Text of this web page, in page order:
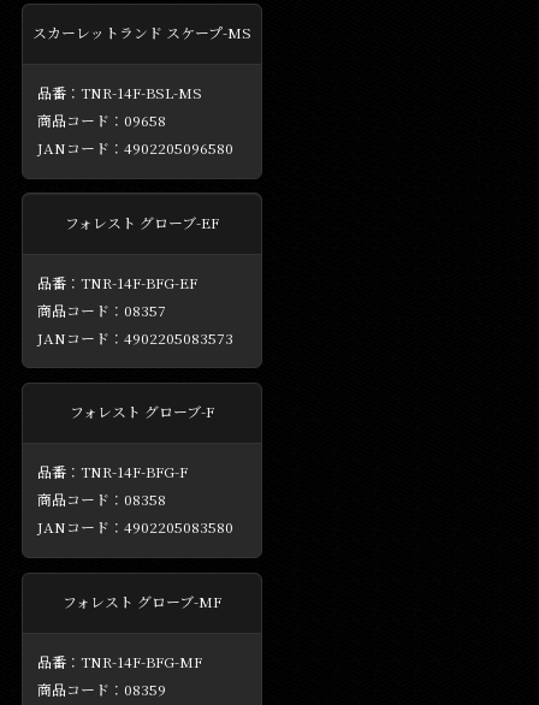
スカーレットランド スケープ-MS
TNR-14F-BSL-MS
09658
4902205096580
フォレスト グローブ-EF
TNR-14F-BFG-EF
08357
4902205083573
フォレスト グローブ-F
TNR-14F-BFG-F
08358
4902205083580
フォレスト グローブ-MF
TNR-14F-BFG-MF
08359